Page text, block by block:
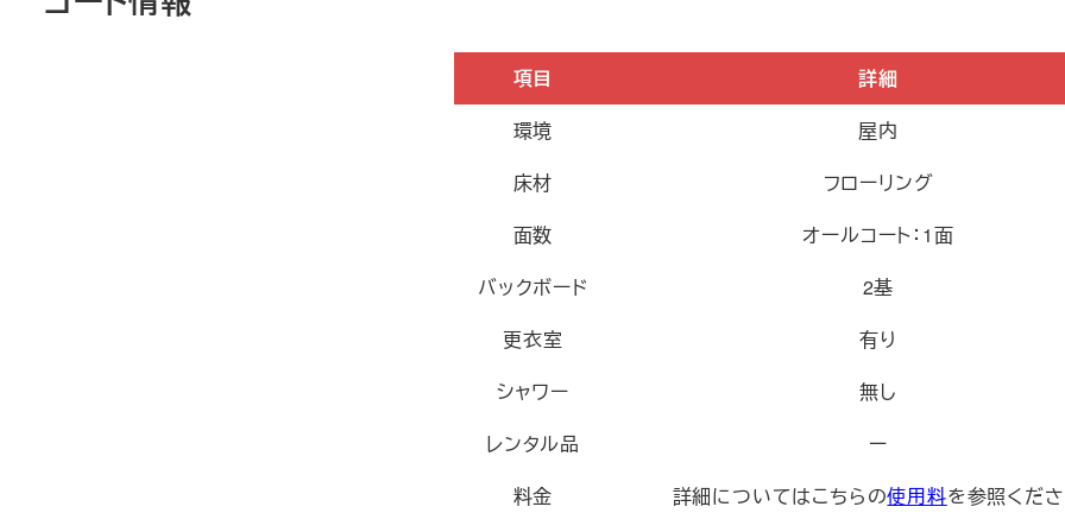
項目
詳細
環境
屋内
床材
フローリング
面数
オールコート：1面
バックボード
2基
更衣室
有り
シャワー
無し
レンタル品
ー
料金
詳細についてはこちらの使用料を参照くだ